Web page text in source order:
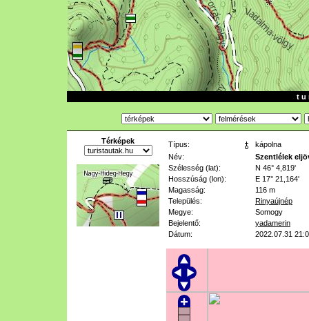
t u
Térképek Típus:
kápolna
Név:
Szentlélek
Szélesség (lat):
N 46° 4,819'
Hosszúság (lon):
E 17° 21,164'
Magasság:
116 m
Település:
Rinyaújnép
Megye:
Somogy
Bejelentő:
yadamerin
Dátum:
2022.07.31